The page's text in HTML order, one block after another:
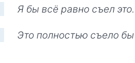
Я бы всё равно съел это.
Это полностью съело бы